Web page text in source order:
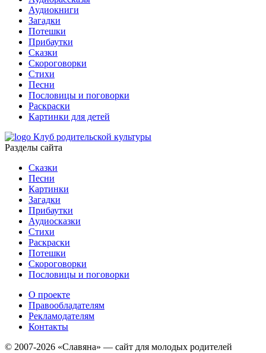
Аудиокниги
Загадки
Потешки
Прибаутки
Сказки
Скороговорки
Стихи
Песни
Пословицы и поговорки
Раскраски
Картинки для детей
Клуб родительской культуры
Разделы сайта
Сказки
Песни
Картинки
Загадки
Прибаутки
Аудиосказки
Стихи
Раскраски
Потешки
Скороговорки
Пословицы и поговорки
О проекте
Правообладателям
Рекламодателям
Контакты
© 2007-2026 «Славяна» — сайт для молодых родителей